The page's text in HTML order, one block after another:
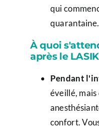
qui
quarantaine.
À quoi
après le LASIK
Pendant
éveillé, mais
confort.